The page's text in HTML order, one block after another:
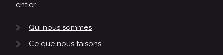
entier.
Qui nous sommes
Ce que nous faisons